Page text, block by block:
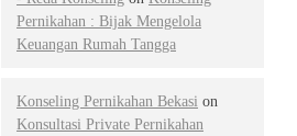
Pernikahan : Bijak Mengelola
Keuangan Rumah Tangga
Konseling Pernikahan Bekasi on
Konsultasi Private Pernikahan